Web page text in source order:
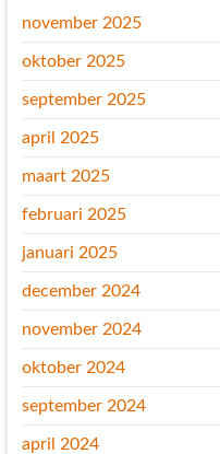
november 2025
oktober 2025
september 2025
april 2025
maart 2025
februari 2025
januari 2025
december 2024
november 2024
oktober 2024
september 2024
april 2024